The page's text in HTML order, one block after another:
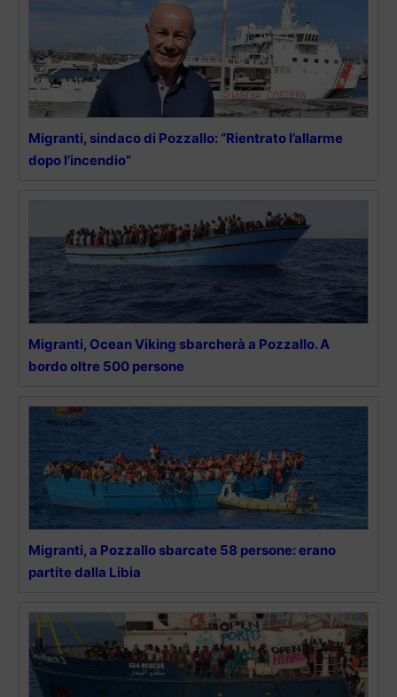
Migranti, sindaco di Pozzallo: “Rientrato l’allarme
dopo l’incendio”
Migranti, Ocean Viking sbarcherà a Pozzallo. A
bordo oltre 500 persone
Migranti, a Pozzallo sbarcate 58 persone: erano
partite dalla Libia